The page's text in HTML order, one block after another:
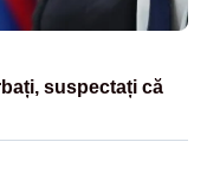
suspectați că